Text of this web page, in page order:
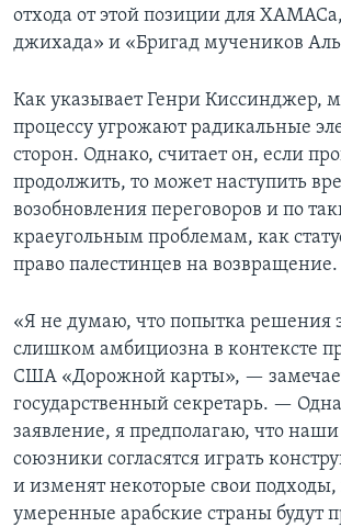
отхода от этой позиции для
джихада» и «Бригад мучеников
Как указывает Генри Киссинджер,
процессу угрожают радикальные
сторон. Однако, считает он, если
продолжить, то может наступить
возобновления переговоров и по
краеугольным проблемам, как
право палестинцев на возвращение.
«Я не думаю, что попытка решения
слишком амбициозна в контексте
США «Дорожной карты», —
государственный секретарь. —
заявление, я предполагаю, что
союзники согласятся играть
и изменят некоторые свои подходы,
умеренные арабские страны будут